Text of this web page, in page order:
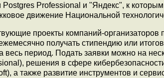
Professional и "Яндекс", к
движение Национальной
проекты компаний-организаторов
получать стипендию или
период. Подать заявки можно на
решения в сфере
а также развитие инструментов и